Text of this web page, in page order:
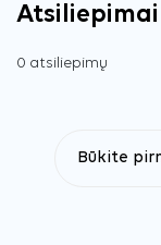
Atsiliepimai
0 atsiliepimų
Būkite